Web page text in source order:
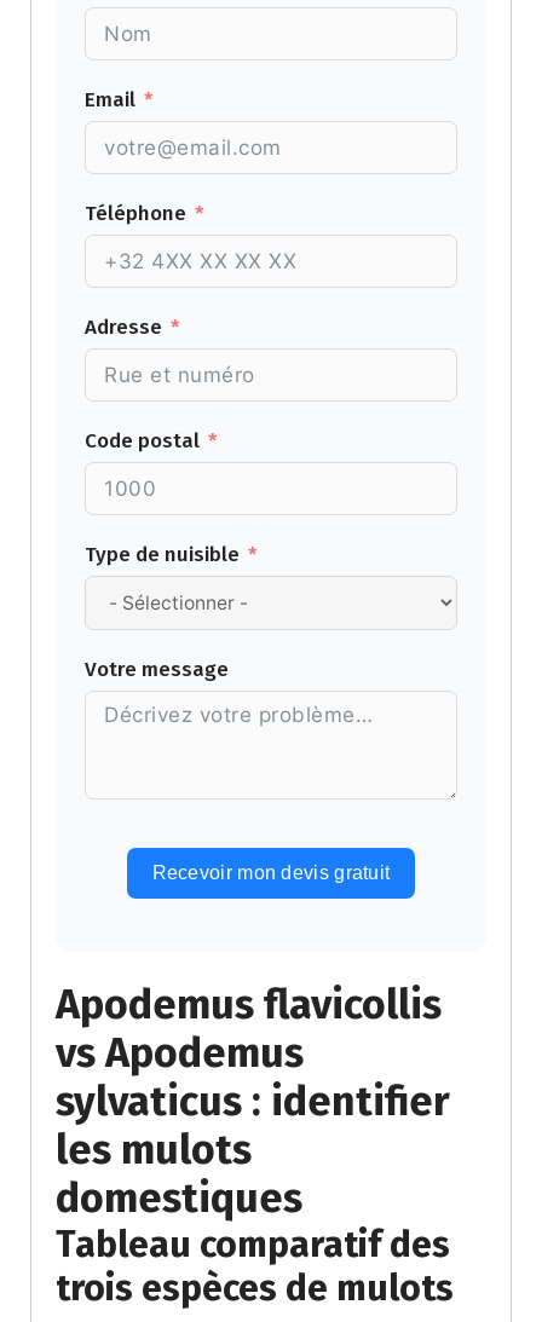
Email
Téléphone
Adresse
Code postal
Type de nuisible
Votre message
Recevoir mon devis gratuit
Apodemus flavicollis
vs Apodemus
sylvaticus : identifier
les mulots
domestiques
Tableau comparatif des
trois espèces de mulots